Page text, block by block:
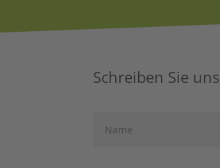
Schreiben Sie uns